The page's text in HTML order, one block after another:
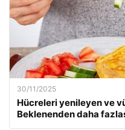
30/11/2025
Hücreleri yenileyen ve
Beklenenden daha